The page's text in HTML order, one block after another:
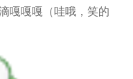
嘎嘎嘎（哇哦，笑的